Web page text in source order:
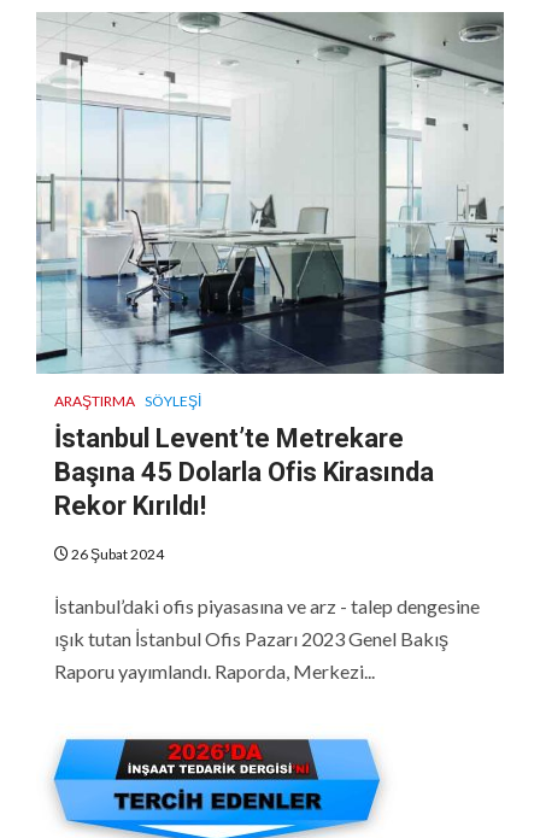
ARAŞTIRMA SÖYLEŞI
İstanbul Levent’te Metrekare
Başına 45 Dolarla Ofis Kirasında
Rekor Kırıldı!
26 Şubat 2024
İstanbul’daki ofis piyasasına ve arz - talep dengesine
ışık tutan İstanbul Ofis Pazarı 2023 Genel Bakış
Raporu yayımlandı. Raporda, Merkezi...